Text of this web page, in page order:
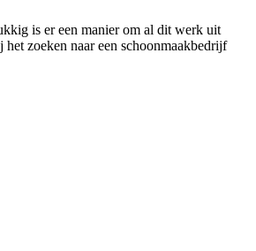
is er een manier om al dit werk uit
zoeken naar een schoonmaakbedrijf